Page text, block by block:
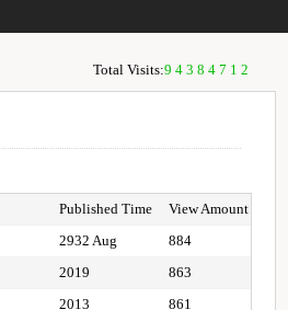
Total Visits:94384712
Published Time
View Amount
2932 Aug
884
2019
863
2013
861